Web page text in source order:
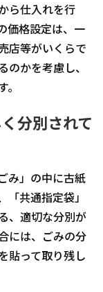
ら仕入れを行
価格設定は、一
店等がいくらで
かを考慮し、
分別されて
み」の中に古紙
共通指定袋」
、適切な分別が
には、ごみの分
貼って取り残し